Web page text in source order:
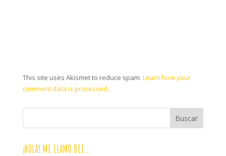
This site uses Akismet to reduce spam. Learn how your
comment data is processed.
¡HOLA! ME LLAMO BEI…